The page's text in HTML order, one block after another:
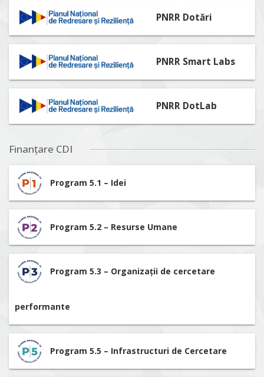
PNRR Dotări
PNRR Smart Labs
PNRR DotLab
Finanțare CDI
Program 5.1 – Idei
Program 5.2 – Resurse Umane
Program 5.3 – Organizații de cercetare
performante
Program 5.5 – Infrastructuri de Cercetare